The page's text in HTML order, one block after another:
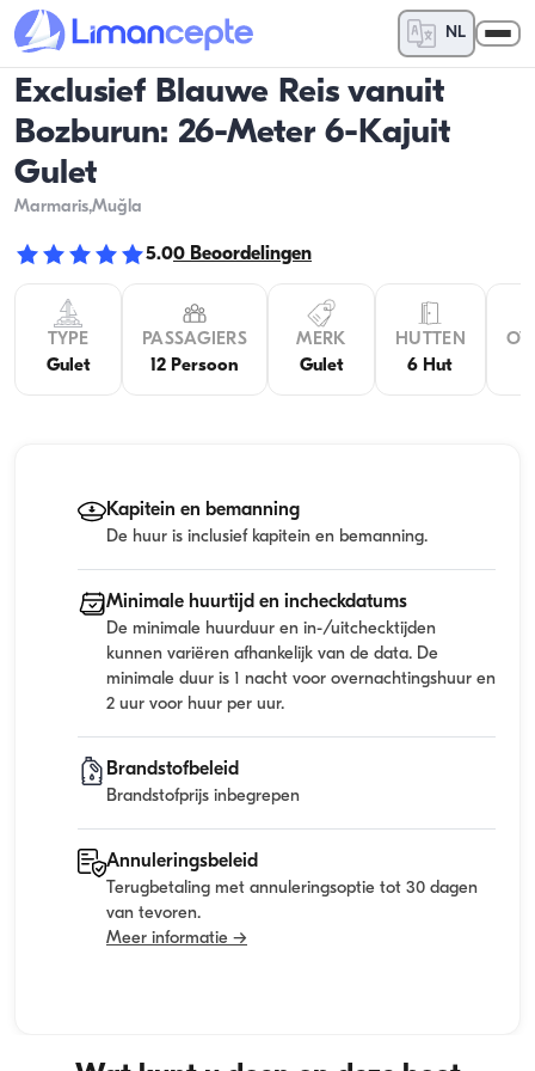
NL
Exclusief Blauwe Reis vanuit
Bozburun: 26-Meter 6-Kajuit
Gulet
Marmaris,Muğla
5.00 Beoordelingen
TYPE
Gulet
PASSAGIERS
12 Persoon
MERK
Gulet
HUTTEN
6 Hut
Kapitein en bemanning
De huur is inclusief kapitein en bemanning.
Minimale huurtijd en incheckdatums
De minimale huurduur en in-/uitchecktijden
kunnen variëren afhankelijk van de data. De
minimale duur is 1 nacht voor overnachtingshuur en
2 uur voor huur per uur.
Brandstofbeleid
Brandstofprijs inbegrepen
Annuleringsbeleid
Terugbetaling met annuleringsoptie tot 30 dagen
van tevoren.
Meer informatie →